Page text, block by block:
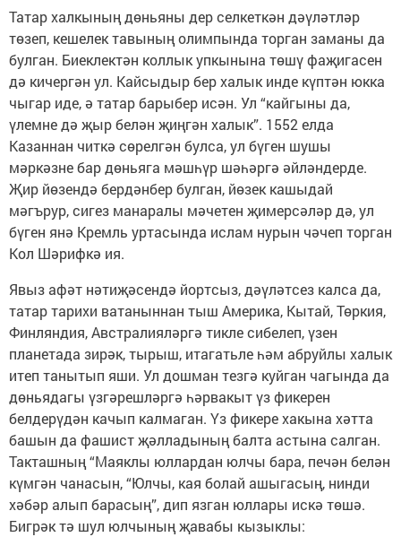
Татар халкының дөньяны дер селкеткән дәүләтләр
төзеп, кешелек тавының олимпында торган заманы да
булган. Биеклектән коллык упкынына төшү фаҗигасен
дә кичергән ул. Кайсыдыр бер халык инде күптән юкка
чыгар иде, ә татар барыбер исән. Ул “кайгыны да,
үлемне дә җыр белән җиңгән халык”. 1552 елда
Казаннан читкә сөрелгән булса, ул бүген шушы
мәркәзне бар дөньяга мәшһүр шәһәргә әйләндерде.
Җир йөзендә бердәнбер булган, йөзек кашыдай
мәгърур, сигез манаралы мәчетен җимерсәләр дә, ул
бүген янә Кремль уртасында ислам нурын чәчеп торган
Кол Шәрифкә ия.
Явыз афәт нәтиҗәсендә йорт­сыз, дәүләтсез калса да,
татар тарихи ватаныннан тыш Америка, Кытай, Төркия,
Финляндия, Австралияләргә тикле сибелеп, үзен
планетада зирәк, тырыш, итагатьле һәм абруйлы халык
итеп танытып яши. Ул дошман тезгә куйган чагында да
дөньядагы үзгәрешләргә һәрвакыт үз фикерен
белдерүдән качып калмаган. Үз фикере хакына хәтта
башын да фашист җәлладының балта астына салган.
Такташның “Маяклы юллардан юлчы бара, печән белән
күмгән чанасын, “Юлчы, кая болай ашыгасың, нин­­ди
хәбәр алып барасың”, дип язган юллары искә төшә.
Бигрәк тә шул юлчының җавабы кызыклы: